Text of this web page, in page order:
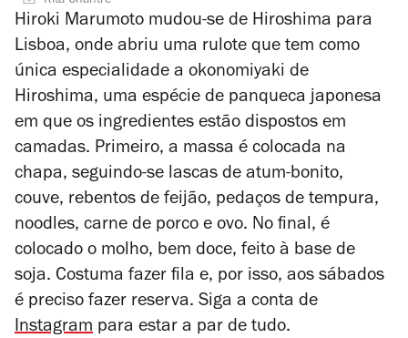
Hiroki Marumoto mudou-se de Hiroshima para
Lisboa, onde abriu uma rulote que tem como
única especialidade a okonomiyaki de
Hiroshima, uma espécie de panqueca japonesa
em que os ingredientes estão dispostos em
camadas. Primeiro, a massa é colocada na
chapa, seguindo-se lascas de atum-bonito,
couve, rebentos de feijão, pedaços de tempura,
noodles, carne de porco e ovo. No final, é
colocado o molho, bem doce, feito à base de
soja. Costuma fazer fila e, por isso, aos sábados
é preciso fazer reserva. Siga a conta de
Instagram para estar a par de tudo.